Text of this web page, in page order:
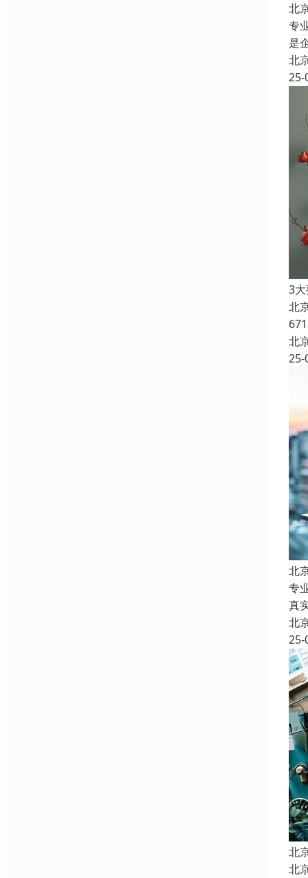
北
专
是
北
25-
3
北
北
25-
北
专
真
北
25-
北
北